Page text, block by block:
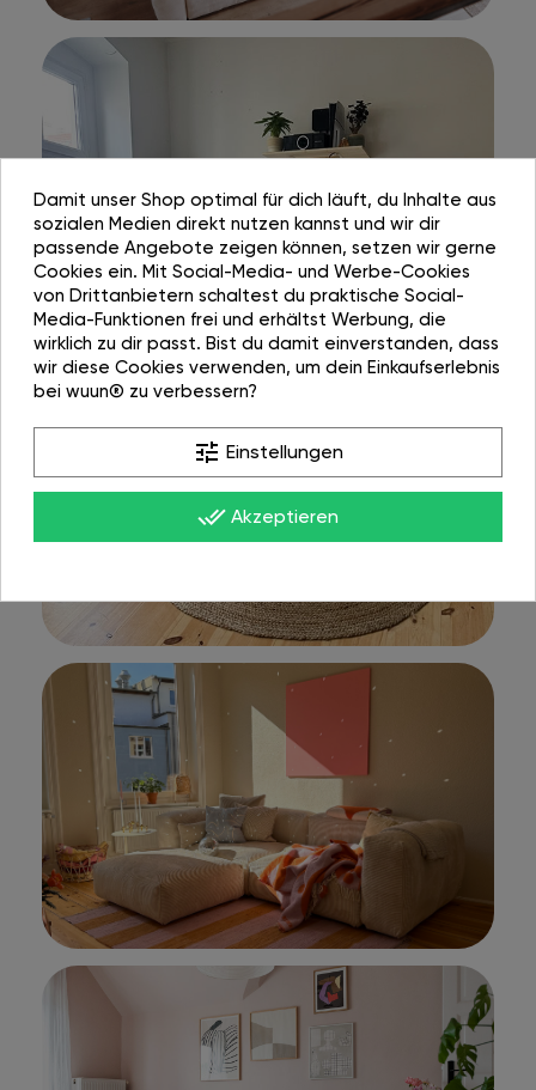
Damit unser Shop optimal für dich läuft, du Inhalte aus
sozialen Medien direkt nutzen kannst und wir dir
passende Angebote zeigen können, setzen wir gerne
Cookies ein. Mit Social-Media- und Werbe-Cookies
von Drittanbietern schaltest du praktische Social-
Media-Funktionen frei und erhältst Werbung, die
wirklich zu dir passt. Bist du damit einverstanden, dass
wir diese Cookies verwenden, um dein Einkaufserlebnis
bei wuun® zu verbessern?
tune Einstellungen
done_all Akzeptieren